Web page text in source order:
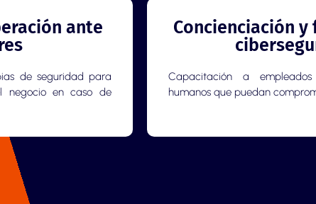
ante
de seguridad para
negocio en caso de
Concienciación
Capacitación a
humanos que puedan